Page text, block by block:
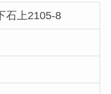
石上2105-8